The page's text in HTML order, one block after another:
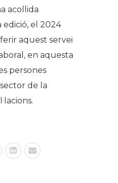
acollida
edició, el 2024
aquest servei
en aquesta
persones
de la